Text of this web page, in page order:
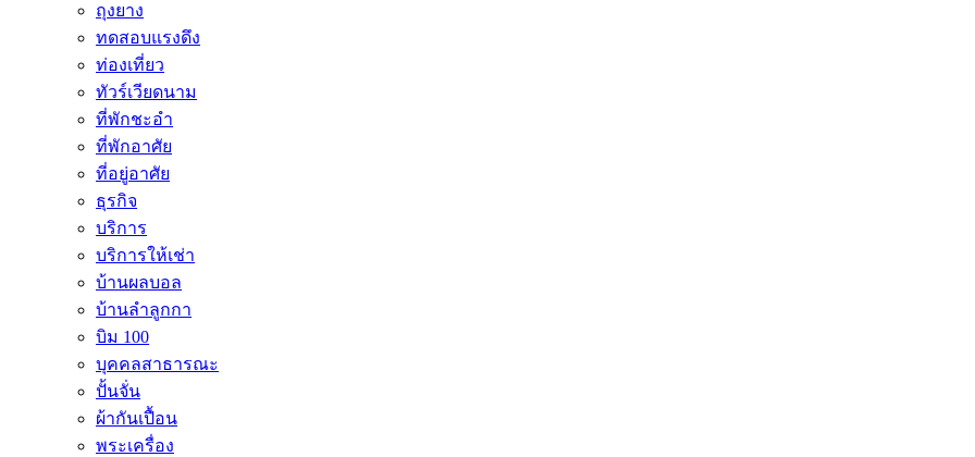
ถุงยาง
ทดสอบแรงดึง
ท่องเที่ยว
ทัวร์เวียดนาม
ที่พักชะอำ
ที่พักอาศัย
ที่อยู่อาศัย
ธุรกิจ
บริการ
บริการให้เช่า
บ้านผลบอล
บ้านลำลูกกา
บิม 100
บุคคลสาธารณะ
ปั้นจั่น
ผ้ากันเปื้อน
พระเครื่อง